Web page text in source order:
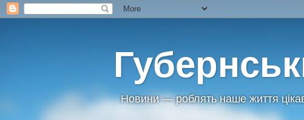
Новини — роблять наше життя